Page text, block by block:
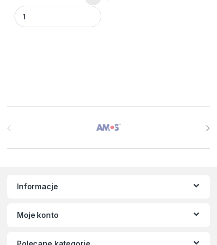
Kredki Misiaki BABY dla dzieci 1+, 6 kol. quantity
Informacje
Moje konto